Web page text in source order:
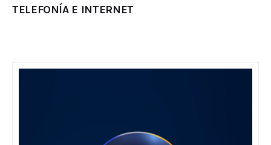
TELEFONÍA E INTERNET